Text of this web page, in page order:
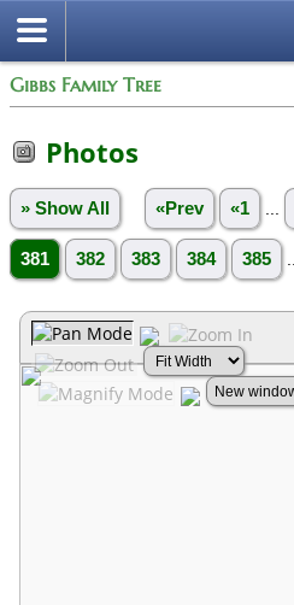
Gibbs Family Tree
Photos
» Show All «Prev «1
381 382 383 384 385